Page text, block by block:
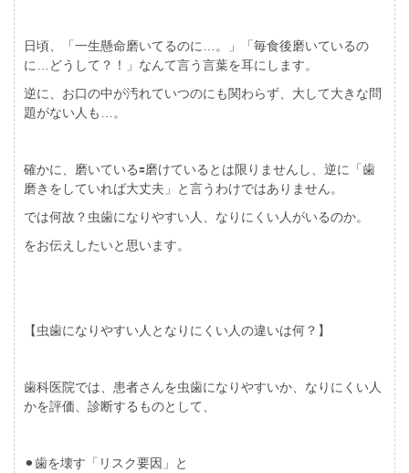
日頃、「一生懸命磨いてるのに…。」「毎食後磨いているの
に…どうして？！」なんて言う言葉を耳にします。
逆に、お口の中が汚れていつのにも関わらず、大して大きな問
題がない人も…。
確かに、磨いている🟰磨けているとは限りませんし、逆に「歯
磨きをしていれば大丈夫」と言うわけではありません。
では何故？虫歯になりやすい人、なりにくい人がいるのか。
をお伝えしたいと思います。
【虫歯になりやすい人となりにくい人の違いは何？】
歯科医院では、患者さんを虫歯になりやすいか、なりにくい人
かを評価、診断するものとして、
⚫︎歯を壊す「リスク要因」と